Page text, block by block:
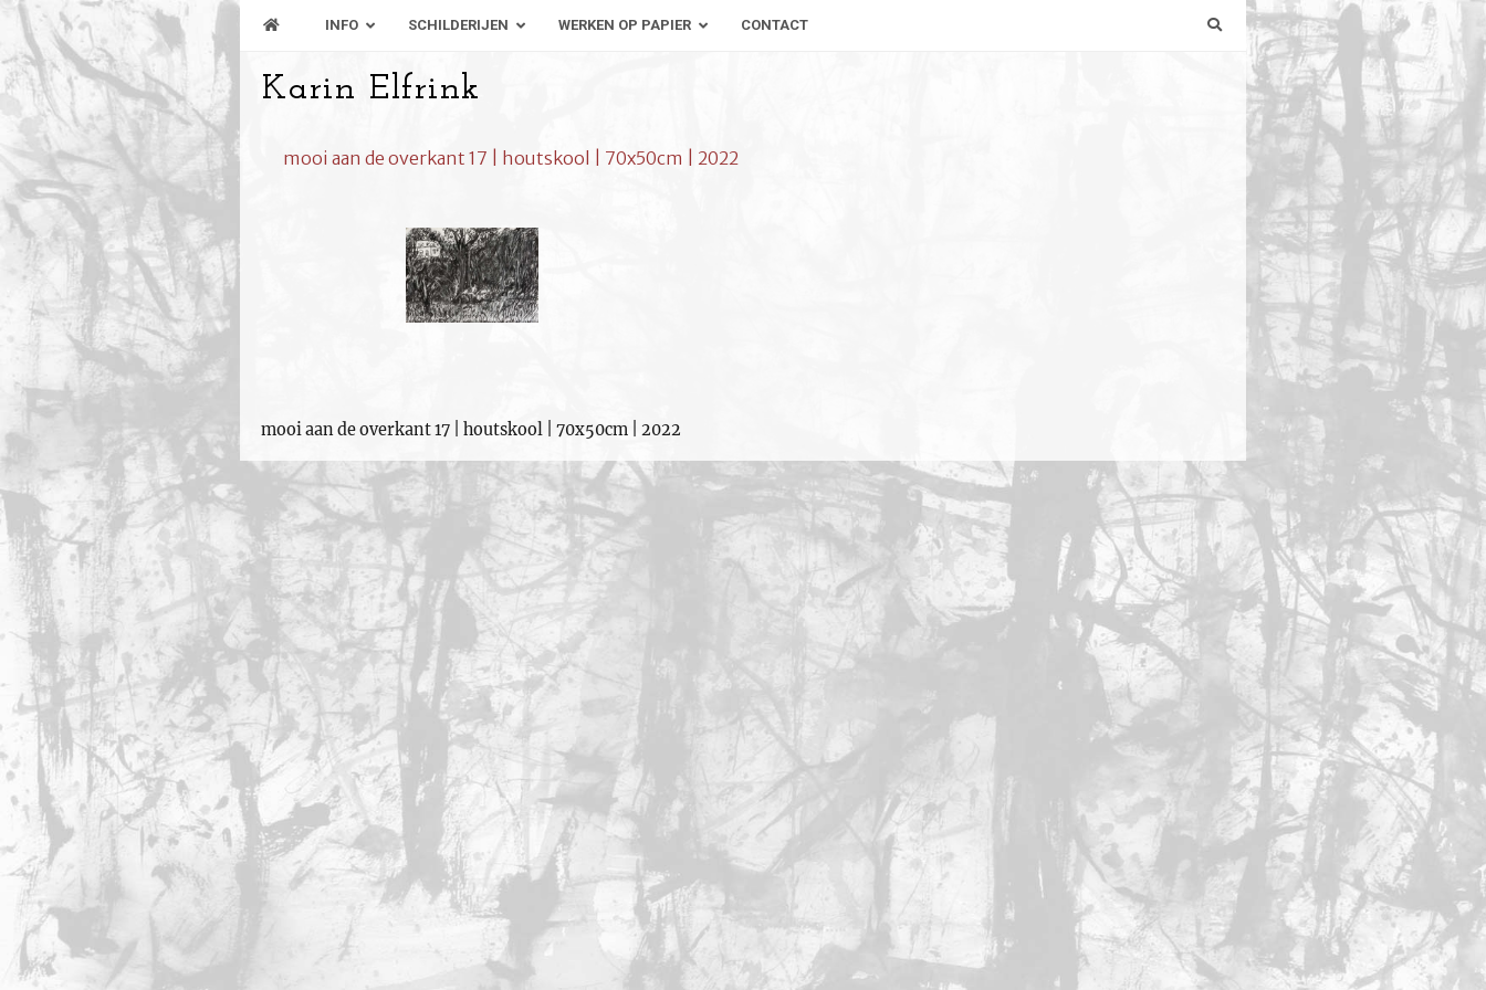
INFO SCHILDERIJEN WERKEN OP PAPIER CONTACT
Karin Elfrink
mooi aan de overkant 17 | houtskool | 70x50cm | 2022
mooi aan de overkant 17 | houtskool | 70x50cm | 2022